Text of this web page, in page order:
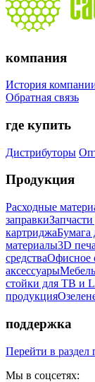
компания
История
Обратная связь
где купить
Дистрибуторы
Продукция
Расходные
заправки
картриджаБумага
материалы3D
средстваОфисное
аксессуарыМебель
стойки для ТВ и
продукция
поддержка
Перейти в раздел
Мы в соцсетях: